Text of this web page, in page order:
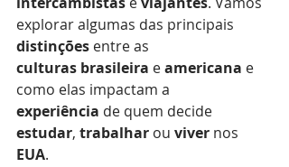
explorar algumas das principais
distinções entre as
culturas brasileira e americana e
como elas impactam a
experiência de quem decide
estudar, trabalhar ou viver nos
EUA.